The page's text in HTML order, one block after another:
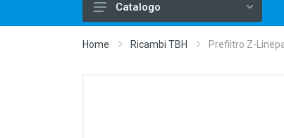
Laser
Catalogo
Home Ricambi TBH Prefiltro Z-